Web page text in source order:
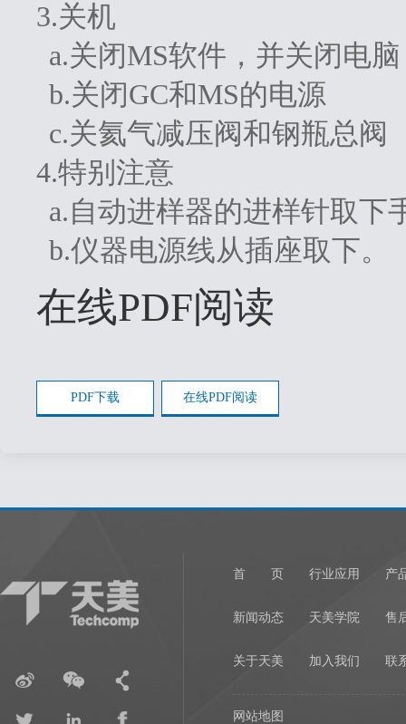
3.关机
a.关闭MS软件，并关闭电脑
b.关闭GC和MS的电源
c.关氦气减压阀和钢瓶总阀
4.特别注意
a.自动进样器的进样针取下
b.仪器电源线从插座取下。
在线PDF阅读
PDF下载 在线PDF阅读
首 页 行业应用 产
新闻动态 天美学院 售
关于天美 加入我们 联
网站地图